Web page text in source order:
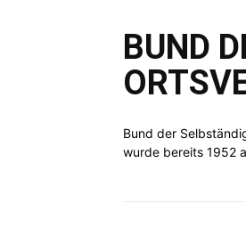
BUND
Bund der
wurde bereits 1952